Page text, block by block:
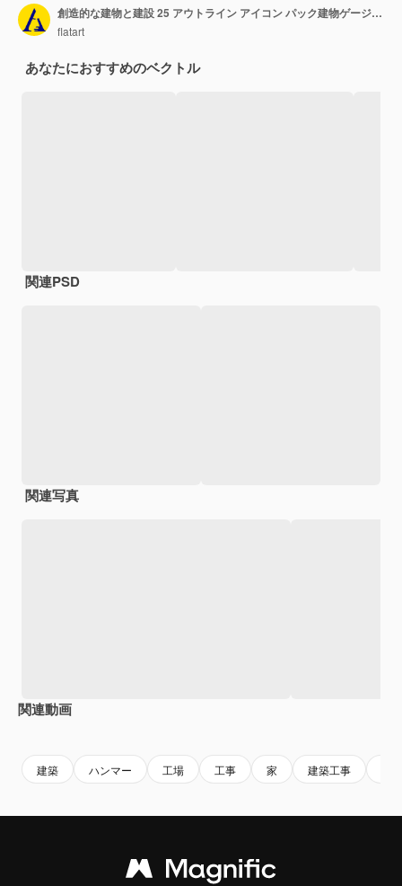
創造的な建物と建設 25 アウトライン アイコン パック建物ゲージ ガーデン修理建物など
flatart
あなたにおすすめのベクトル
関連PSD
関連写真
関連動画
建築 ハンマー 工場 工事 家 建築工事